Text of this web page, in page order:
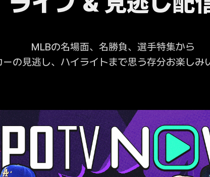
MLBの名場面、名勝負、選手特集から
の見逃し、ハイライトまで思う存分お楽しみ